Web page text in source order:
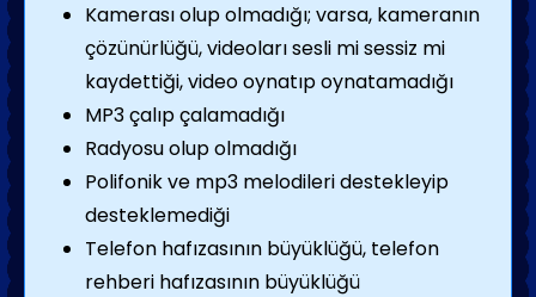
Kamerası olup olmadığı; varsa, kameranın
çözünürlüğü, videoları sesli mi sessiz mi
kaydettiği, video oynatıp oynatamadığı
MP3 çalıp çalamadığı
Radyosu olup olmadığı
Polifonik ve mp3 melodileri destekleyip
desteklemediği
Telefon hafızasının büyüklüğü, telefon
rehberi hafızasının büyüklüğü